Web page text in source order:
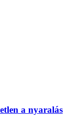
a nyaralás